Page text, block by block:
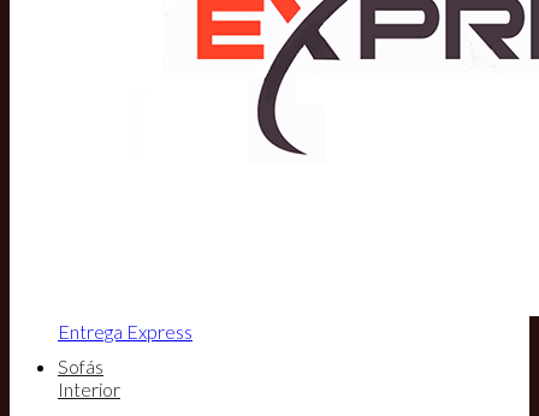
Entrega Express
Sofás
Interior